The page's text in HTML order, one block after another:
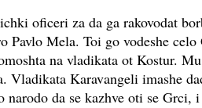
oficeri za da ga rakovodat
Pavlo Mela. Toi go vodeshe
na vladikata ot Kostur.
Vladikata Karavangeli imashe
narodo da se kazhve oti se